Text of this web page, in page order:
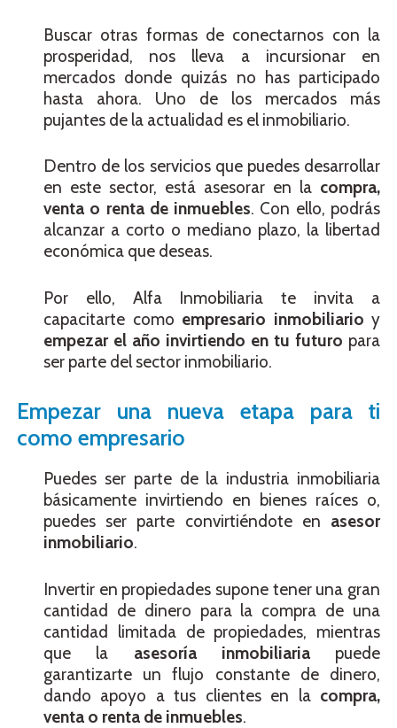
Buscar otras formas de conectarnos con la
prosperidad, nos lleva a incursionar en
mercados donde quizás no has participado
hasta ahora. Uno de los mercados más
pujantes de la actualidad es el inmobiliario.
Dentro de los servicios que puedes desarrollar
en este sector, está asesorar en la compra,
venta o renta de inmuebles. Con ello, podrás
alcanzar a corto o mediano plazo, la libertad
económica que deseas.
Por ello, Alfa Inmobiliaria te invita a
capacitarte como empresario inmobiliario y
empezar el año invirtiendo en tu futuro para
ser parte del sector inmobiliario.
Empezar una nueva etapa para ti
como empresario
Puedes ser parte de la industria inmobiliaria
básicamente invirtiendo en bienes raíces o,
puedes ser parte convirtiéndote en asesor
inmobiliario.
Invertir en propiedades supone tener una gran
cantidad de dinero para la compra de una
cantidad limitada de propiedades, mientras
que la asesoría inmobiliariapuede
garantizarte un flujo constante de dinero,
dando apoyo a tus clientes en la compra,
venta o renta de inmuebles.